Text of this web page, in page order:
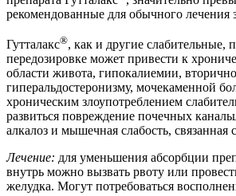
рекомендованные для обычного лечения
Гутталакс®, как и другие слабительные,
передозировке может привести к
области живота, гипокалиемии,
гиперальдостеронизму, мочекаменной
хроническим злоупотреблением
развиться повреждение почечных
алкалоз и мышечная слабость, связанная
Лечение: для уменьшения абсорбции
внутрь можно вызвать рвоту или
желудка. Могут потребоваться